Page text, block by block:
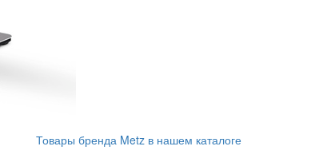
Товары бренда Metz в нашем каталоге